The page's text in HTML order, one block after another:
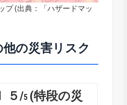
プ (出典：「ハザードマッ
他の災害リスク
５/5 (特段の災